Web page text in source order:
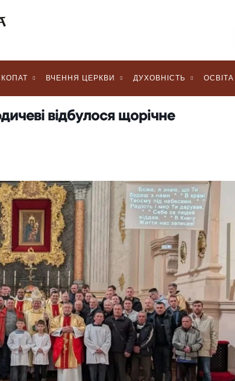
ВЧЕННЯ ЦЕРКВИ ДУХОВНІСТЬ ОСВІТА
відбулося щорічне